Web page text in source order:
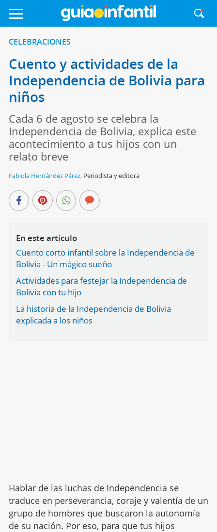
CELEBRACIONES
Cuento y actividades de la
Independencia de Bolivia para
niños
Cada 6 de agosto se celebra la
Independencia de Bolivia, explica este
acontecimiento a tus hijos con un
relato breve
Fabiola Hernández Pérez, Periodista y editora
En este artículo
Cuento corto infantil sobre la Independencia de
Bolivia - Un mágico sueño
Actividades para festejar la Independencia de
Bolivia con tu hijo
La historia de la Independencia de Bolivia
explicada a los niños
Hablar de las luchas de Independencia se
traduce en perseverancia, coraje y valentía de un
grupo de hombres que buscaron la autonomía
de su nación. Por eso, para que tus hijos